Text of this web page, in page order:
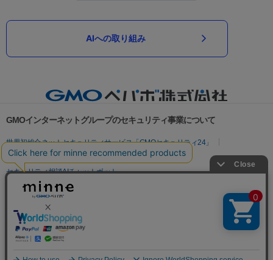
AIへの取り組み
GMOインターネットグループのセキュリティ事業について
世界初総合ネットセキュリティサービス「GMOセキュリティ24」
パスワード漏洩診断
Webサイトリスク診断
セキュリティ相談AIチャットボット
実在証明・盗聴対策
サイバー攻撃対策（GMO Flatt Security）
セキュリティ事業の軌跡